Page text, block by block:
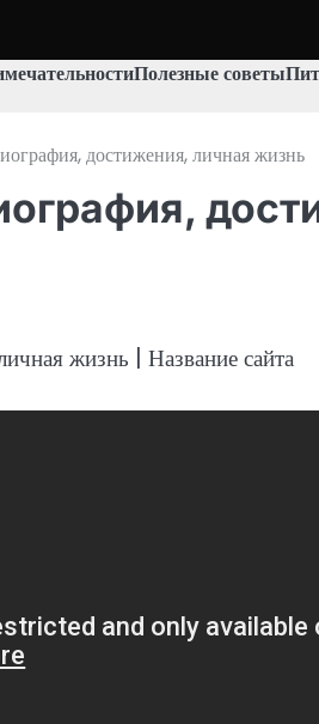
Полезные советы
достижения, личная жизнь